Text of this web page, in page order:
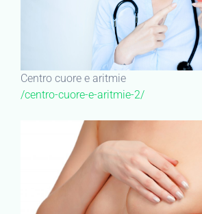
Centro cuore e aritmie
/centro-cuore-e-aritmie-2/